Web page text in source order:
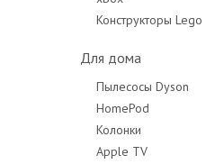
Конструкторы Lego
Для дома
Пылесосы Dyson
HomePod
Колонки
Apple TV